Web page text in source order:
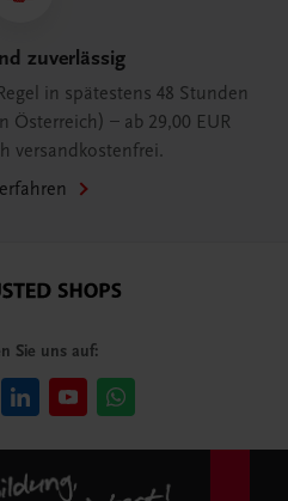
zuverlässig
in spätestens 48 Stunden
Österreich) – ab 29,00 EUR
versandkostenfrei.
Sie uns auf: